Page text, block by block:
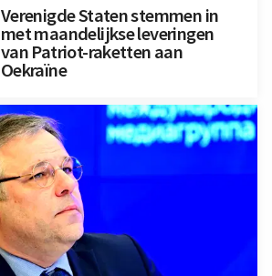
Verenigde Staten stemmen in
met maandelijkse leveringen
van Patriot-raketten aan
Oekraïne